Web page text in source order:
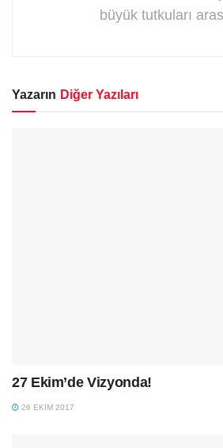
büyük tutkuları
Yazarın Diğer Yazıları
27 Ekim’de Vizyonda!
26 EKIM 2017